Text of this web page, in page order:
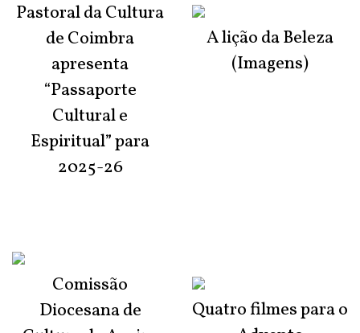
Pastoral da Cultura
de Coimbra
apresenta
“Passaporte
Cultural e
Espiritual” para
2025-26
Comissão
Diocesana de
A lição da Beleza
(Imagens)
Quatro filmes para o